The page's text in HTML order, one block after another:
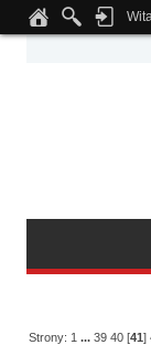
Notice: Undefined
Strony: 1 ...39 40 [41]